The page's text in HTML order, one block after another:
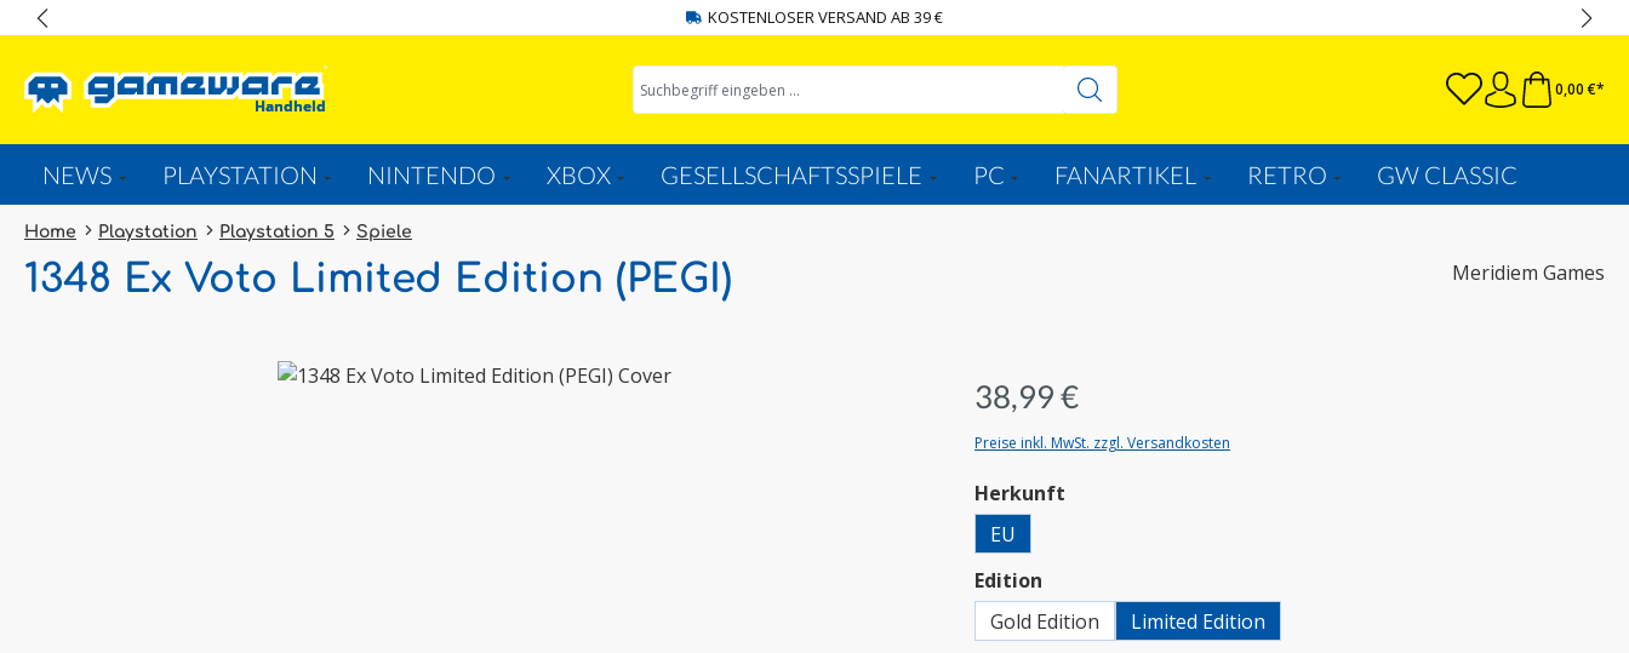
KOSTENLOSER VERSAND AB 39 €
0,00 €*
NEWS PLAYSTATION NINTENDO XBOX GESELLSCHAFTSSPIELE PC FANARTIKEL RETRO GW CLASSIC
Home Playstation Playstation 5 Spiele
1348 Ex Voto Limited Edition (PEGI) Meridiem Games
38,99 €
Preise inkl. MwSt. zzgl. Versandkosten
Herkunft
EU
Edition
Gold Edition
Limited Edition